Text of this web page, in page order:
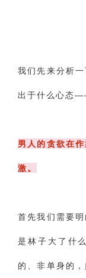
我们先来分析一
出于什么心态
男人的贪欲在
激。
首先我们需要
是林子大了什
的、非单身的